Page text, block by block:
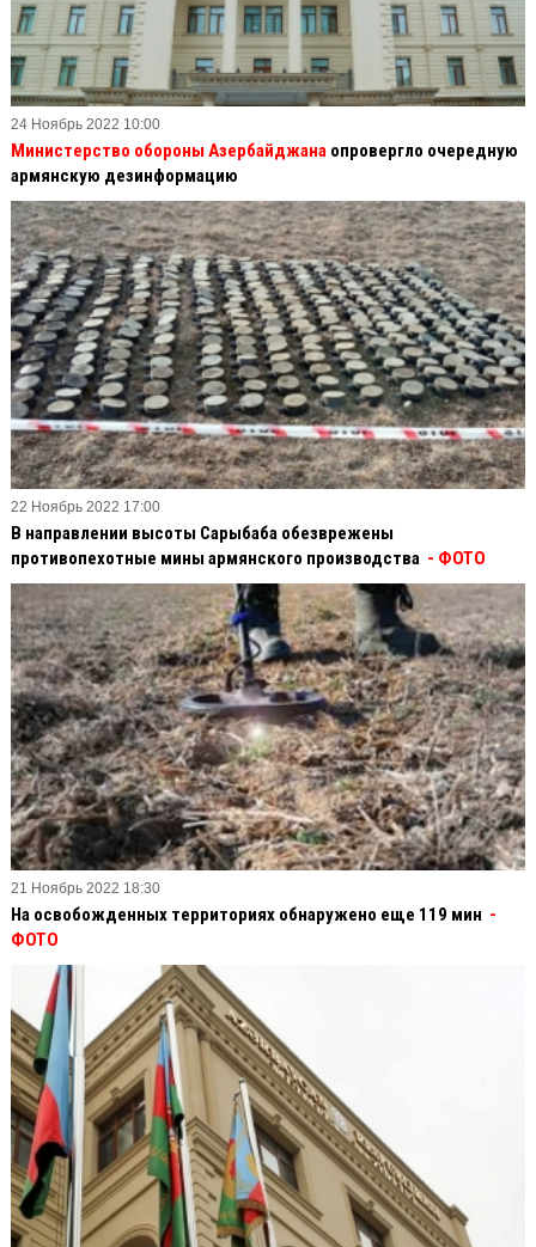
24 Ноябрь 2022 10:00
Министерство обороны Азербайджана опровергло очередную
армянскую дезинформацию
22 Ноябрь 2022 17:00
В направлении высоты Сарыбаба обезврежены
противопехотные мины армянского производства - ФОТО
21 Ноябрь 2022 18:30
На освобожденных территориях обнаружено еще 119 мин -
ФОТО